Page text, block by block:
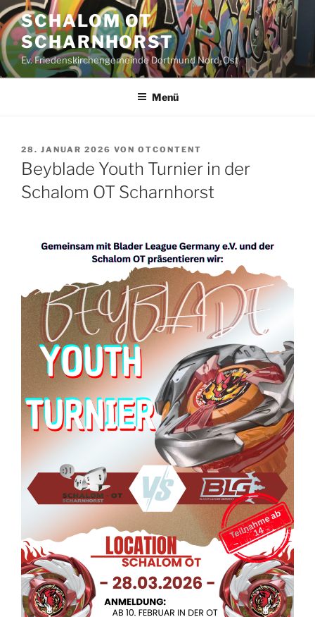
Zum
Inhalt
springen
SCHALOM OT
SCHARNHORST
Ev. Friedenskirchengemeinde Dortmund Nord-Ost
Menü
VERÖFFENTLICHT
AM
28. JANUAR 2026 VON OTCONTENT
Beyblade Youth Turnier in der
Schalom OT Scharnhorst